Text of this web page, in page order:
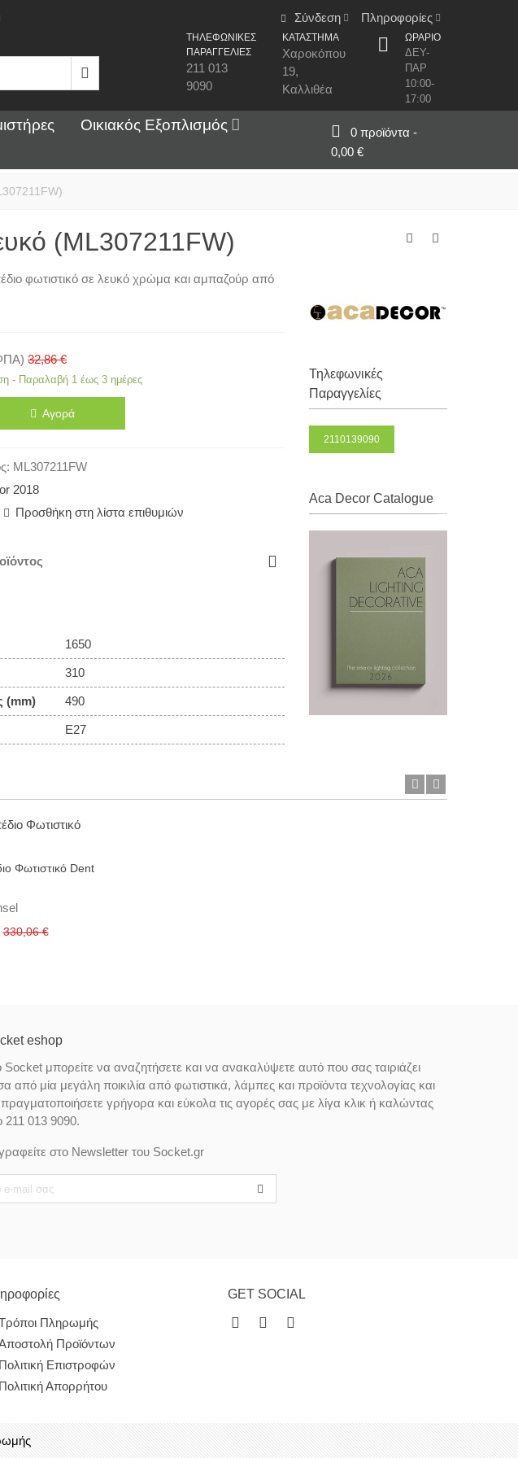
Σύνδεση Πληροφορίες
ΤΗΛΕΦΩΝΙΚΕΣ
ΠΑΡΑΓΓΕΛΙΕΣ
211 013
9090
ΚΑΤΑΣΤΗΜΑ
Χαροκόπου
19,
Καλλιθέα
ΩΡΑΡΙΟ
ΔΕΥ-
ΠΑΡ
10:00-
17:00
Οικιακός Εξοπλισμός
0 προϊόντα -
0,00 €
(ML307211FW)
φωτιστικό σε λευκό χρώμα και αμπαζούρ από
32,86 €
- Παραλαβή 1 έως 3 ημέρες
Αγορά
ML307211FW
2018
Προσθήκη στη λίστα επιθυμιών
1650
310
(mm) 490
E27
Τηλεφωνικές
Παραγγελίες
2110139090
Aca Decor Catalogue
Φωτιστικό Dent
330,06 €
eshop
Socket μπορείτε να αναζητήσετε και να ανακαλύψετε αυτό που σας ταιριάζει
από μία μεγάλη ποικιλία από φωτιστικά, λάμπες και προϊόντα τεχνολογίας και
γρήγορα και εύκολα τις αγορές σας με λίγα κλικ ή καλώντας
211 013 9090.
στο Newsletter του Socket.gr
Πληρωμής
Προϊόντων
Πολιτική Επιστροφών
Πολιτική Απορρήτου
GET SOCIAL